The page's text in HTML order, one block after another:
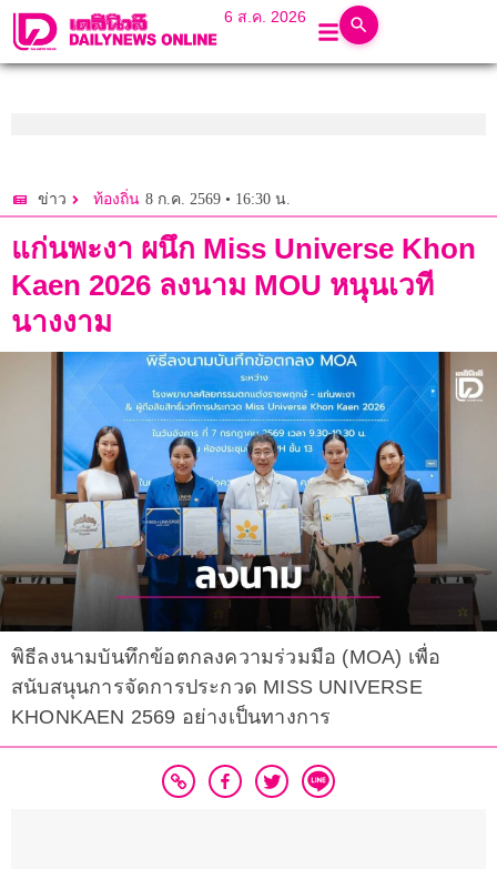
6 ส.ค. 2026
ข่าว ท้องถิ่น 8 ก.ค. 2569 • 16:30 น.
แก่นพะงา ผนึก Miss Universe Khon
Kaen 2026 ลงนาม MOU หนุนเวที
นางงาม
พิธีลงนามบันทึกข้อตกลงความร่วมมือ (MOA) เพื่อ
สนับสนุนการจัดการประกวด MISS UNIVERSE
KHONKAEN 2569 อย่างเป็นทางการ